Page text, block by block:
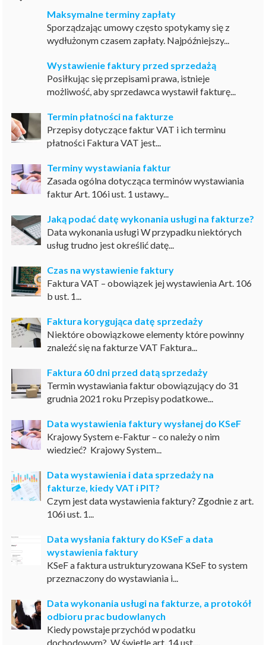
Maksymalne terminy zapłaty
Sporządzając umowy często spotykamy się z
wydłużonym czasem zapłaty. Najpóźniejszy...
Wystawienie faktury przed sprzedażą
Posiłkując się przepisami prawa, istnieje
możliwość, aby sprzedawca wystawił fakturę...
Termin płatności na fakturze
Przepisy dotyczące faktur VAT i ich terminu
płatności Faktura VAT jest...
Terminy wystawiania faktur
Zasada ogólna dotycząca terminów wystawiania
faktur Art. 106i ust. 1 ustawy...
Jaką podać datę wykonania usługi na fakturze?
Data wykonania usługi W przypadku niektórych
usług trudno jest określić datę...
Czas na wystawienie faktury
Faktura VAT – obowiązek jej wystawienia Art. 106
b ust. 1...
Faktura korygująca datę sprzedaży
Niektóre obowiązkowe elementy które powinny
znaleźć się na fakturze VAT Faktura...
Faktura 60 dni przed datą sprzedaży
Termin wystawiania faktur obowiązujący do 31
grudnia 2021 roku Przepisy podatkowe...
Data wystawienia faktury wysłanej do KSeF
Krajowy System e-Faktur – co należy o nim
wiedzieć? Krajowy System...
Data wystawienia i data sprzedaży na
fakturze, kiedy VAT i PIT?
Czym jest data wystawienia faktury? Zgodnie z art.
106i ust. 1...
Data wysłania faktury do KSeF a data
wystawienia faktury
KSeF a faktura ustrukturyzowana KSeF to system
przeznaczony do wystawiania i...
Data wykonania usługi na fakturze, a protokół
odbioru prac budowlanych
Kiedy powstaje przychód w podatku
dochodowym? W świetle art. 14 ust....